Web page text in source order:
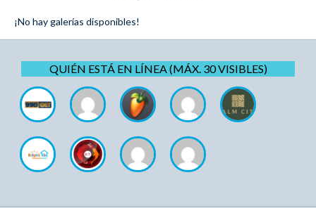
¡No hay galerías disponibles!
QUIÉN ESTÁ EN LÍNEA (MÁX. 30 VISIBLES)